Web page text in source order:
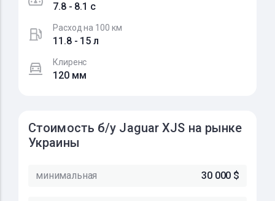
7.8 - 8.1 c
Расход на 100 км
11.8 - 15 л
Клиренс
120 мм
Стоимость б/у Jaguar XJS на рынке
Украины
минимальная 30 000 $